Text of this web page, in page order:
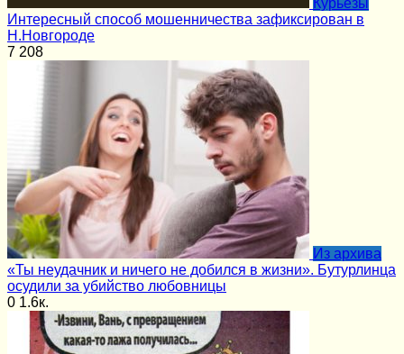
Интересный способ мошенничества зафиксирован в
Н.Новгороде
7 208
Из архива
«Ты неудачник и ничего не добился в жизни». Бутурлинца
осудили за убийство любовницы
0 1.6к.